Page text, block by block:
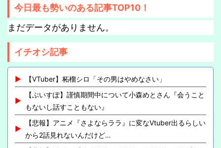
今日最も勢いのある記事TOP10！
まだデータがありません。
イチオシ記事
【VTuber】柘榴シロ「その男はやめなさい」
【ぶいすぽ】謹慎期間中について小森めとさん『会うこと
もないし話すこともない』
【悲報】アニメ『さよならララ』に変なVtuber出るらしい
から2話見れないんだけど…